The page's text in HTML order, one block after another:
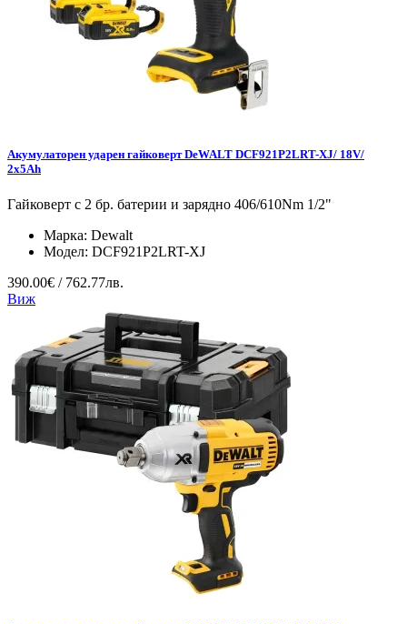
Акумулаторен ударен гайковерт DeWALT DCF921P2LRT-XJ/ 18V/
2x5Ah
Гайковерт с 2 бр. батерии и зарядно 406/610Nm 1/2"
Марка: Dewalt
Модел: DCF921P2LRT-XJ
390.00€ / 762.77лв.
Виж